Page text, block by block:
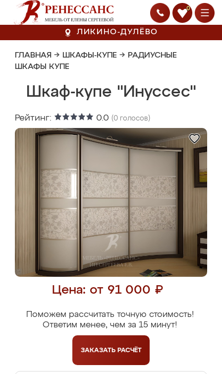
0
ЛИКИНО-ДУЛЁВО
ГЛАВНАЯ → ШКАФЫ-КУПЕ → РАДИУСНЫЕ
ШКАФЫ КУПЕ
Шкаф-купе "Инуссес"
Рейтинг: 0.0 (0 голосов)
Цена: от 91 000 ₽
Поможем рассчитать точную стоимость!
Ответим менее, чем за 15 минут!
ЗАКАЗАТЬ РАСЧЁТ